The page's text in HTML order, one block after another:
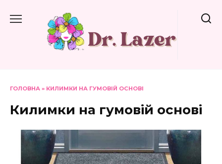
до
ГОЛОВНА » КИЛИМКИ НА ГУМОВІЙ ОСНОВІ
Килимки на гумовій основі